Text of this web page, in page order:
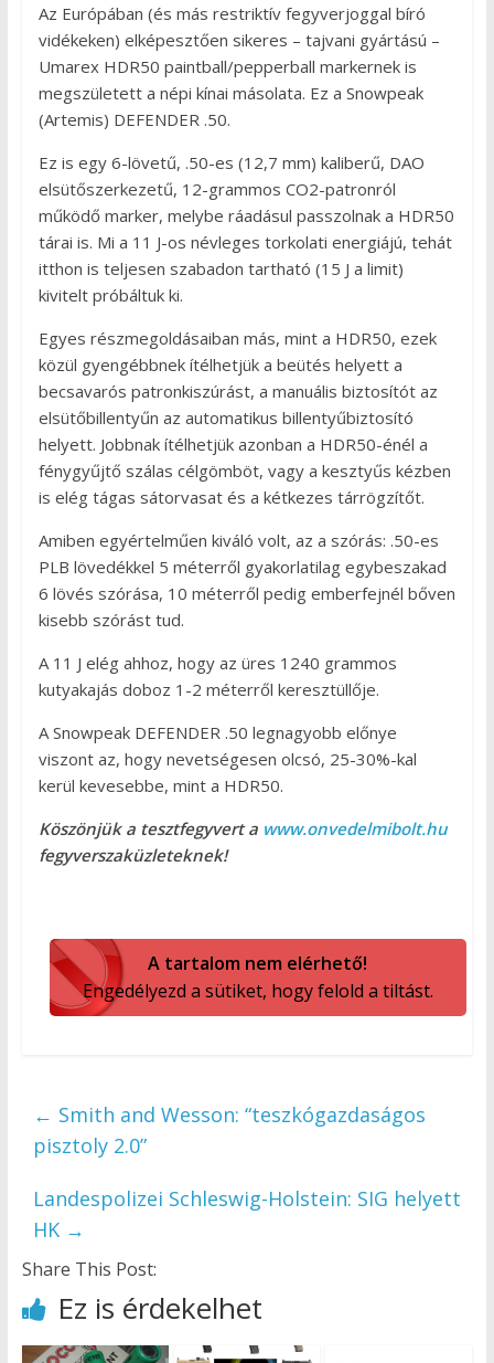
Az Európában (és más restriktív fegyverjoggal bíró
vidékeken) elképesztően sikeres – tajvani gyártású –
Umarex HDR50 paintball/pepperball markernek is
megszületett a népi kínai másolata. Ez a Snowpeak
(Artemis) DEFENDER .50.
Ez is egy 6-lövetű, .50-es (12,7 mm) kaliberű, DAO
elsütőszerkezetű, 12-grammos CO2-patronról
működő marker, melybe ráadásul passzolnak a HDR50
tárai is. Mi a 11 J-os névleges torkolati energiájú, tehát
itthon is teljesen szabadon tartható (15 J a limit)
kivitelt próbáltuk ki.
Egyes részmegoldásaiban más, mint a HDR50, ezek
közül gyengébbnek ítélhetjük a beütés helyett a
becsavarós patronkiszúrást, a manuális biztosítót az
elsütőbillentyűn az automatikus billentyűbiztosító
helyett. Jobbnak ítélhetjük azonban a HDR50-énél a
fénygyűjtő szálas célgömböt, vagy a kesztyűs kézben
is elég tágas sátorvasat és a kétkezes tárrögzítőt.
Amiben egyértelműen kiváló volt, az a szórás: .50-es
PLB lövedékkel 5 méterről gyakorlatilag egybeszakad
6 lövés szórása, 10 méterről pedig emberfejnél bőven
kisebb szórást tud.
A 11 J elég ahhoz, hogy az üres 1240 grammos
kutyakajás doboz 1-2 méterről keresztüllője.
A Snowpeak DEFENDER .50 legnagyobb előnye
viszont az, hogy nevetségesen olcsó, 25-30%-kal
kerül kevesebbe, mint a HDR50.
Köszönjük a tesztfegyvert a www.onvedelmibolt.hu
fegyverszaküzleteknek!
A tartalom nem elérhető!
Engedélyezd a sütiket, hogy felold a tiltást.
← Smith and Wesson: “teszkógazdaságos
pisztoly 2.0”
Landespolizei Schleswig-Holstein: SIG helyett
HK →
Share This Post:
Ez is érdekelhet